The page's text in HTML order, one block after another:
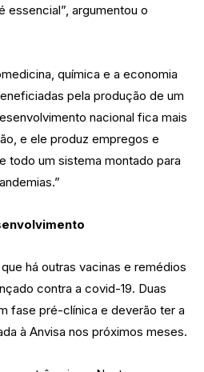
essencial”, argumentou o
química e a economia
pela produção de um
nacional fica mais
e ele produz empregos e
todo um sistema montado para
há outras vacinas e remédios
contra a covid-19. Duas
fase pré-clínica e deverão ter a
à Anvisa nos próximos meses.